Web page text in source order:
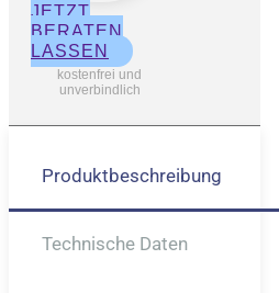
JETZT
BERATEN
LASSEN
kostenfrei und
unverbindlich
Produktbeschreibung
Technische Daten